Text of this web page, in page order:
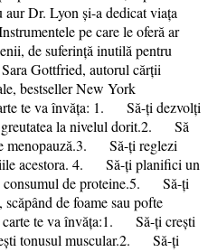
Dr. Lyon și-a dedicat viața
pe care le oferă ar
de suferință inutilă pentru
Gottfried, autorul cărții
bestseller New York
te va învăța: 1. Să-ți dezvolți
greutatea la nivelul dorit.2. Să
menopauză.3. Să-ți reglezi
acestora. 4. Să-ți planifici un
consumul de proteine.5. Să-ți
de foame sau pofte
carte te va învăța:1. Să-ți crești
tonusul muscular.2. Să-ți